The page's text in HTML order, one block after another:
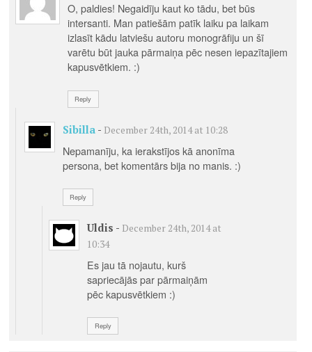
O, paldies! Negaidīju kaut ko tādu, bet būs
intersanti. Man patiešām patīk laiku pa laikam
izlasīt kādu latviešu autoru monogrāfiju un šī
varētu būt jauka pārmaiņa pēc nesen iepazītajiem
kapusvētkiem. :)
Reply
Sibilla - December 24th, 2014 at 10:28
Nepamanīju, ka ierakstījos kā anonīma
persona, bet komentārs bija no manis. :)
Reply
Uldis - December 24th, 2014 at
10:34
Es jau tā nojautu, kurš
sapriecājās par pārmaiņām
pēc kapusvētkiem :)
Reply